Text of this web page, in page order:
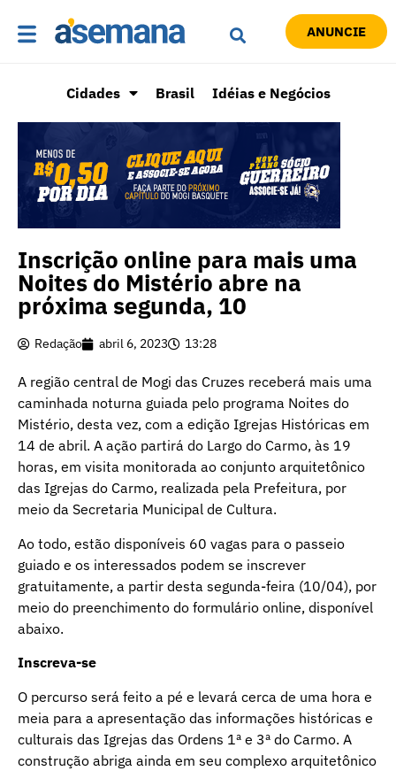
ANUNCIE
Cidades Brasil Idéias e Negócios
Inscrição online para mais uma
Noites do Mistério abre na
próxima segunda, 10
Redação abril 6, 2023 13:28
A região central de Mogi das Cruzes receberá mais uma
caminhada noturna guiada pelo programa Noites do
Mistério, desta vez, com a edição Igrejas Históricas em
14 de abril. A ação partirá do Largo do Carmo, às 19
horas, em visita monitorada ao conjunto arquitetônico
das Igrejas do Carmo, realizada pela Prefeitura, por
meio da Secretaria Municipal de Cultura.
Ao todo, estão disponíveis 60 vagas para o passeio
guiado e os interessados podem se inscrever
gratuitamente, a partir desta segunda-feira (10/04), por
meio do preenchimento do formulário online, disponível
abaixo.
Inscreva-se
O percurso será feito a pé e levará cerca de uma hora e
meia para a apresentação das informações históricas e
culturais das Igrejas das Ordens 1ª e 3ª do Carmo. A
construção abriga ainda em seu complexo arquitetônico